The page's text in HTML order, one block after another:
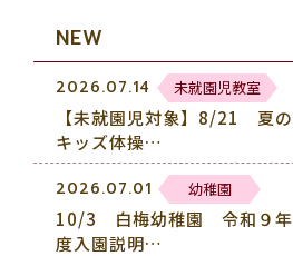
NEW
2026.07.14 未就園児教室
【未就園児対象】8/21 夏の
キッズ体操…
2026.07.01 幼稚園
10/3 白梅幼稚園 令和９年
度入園説明…